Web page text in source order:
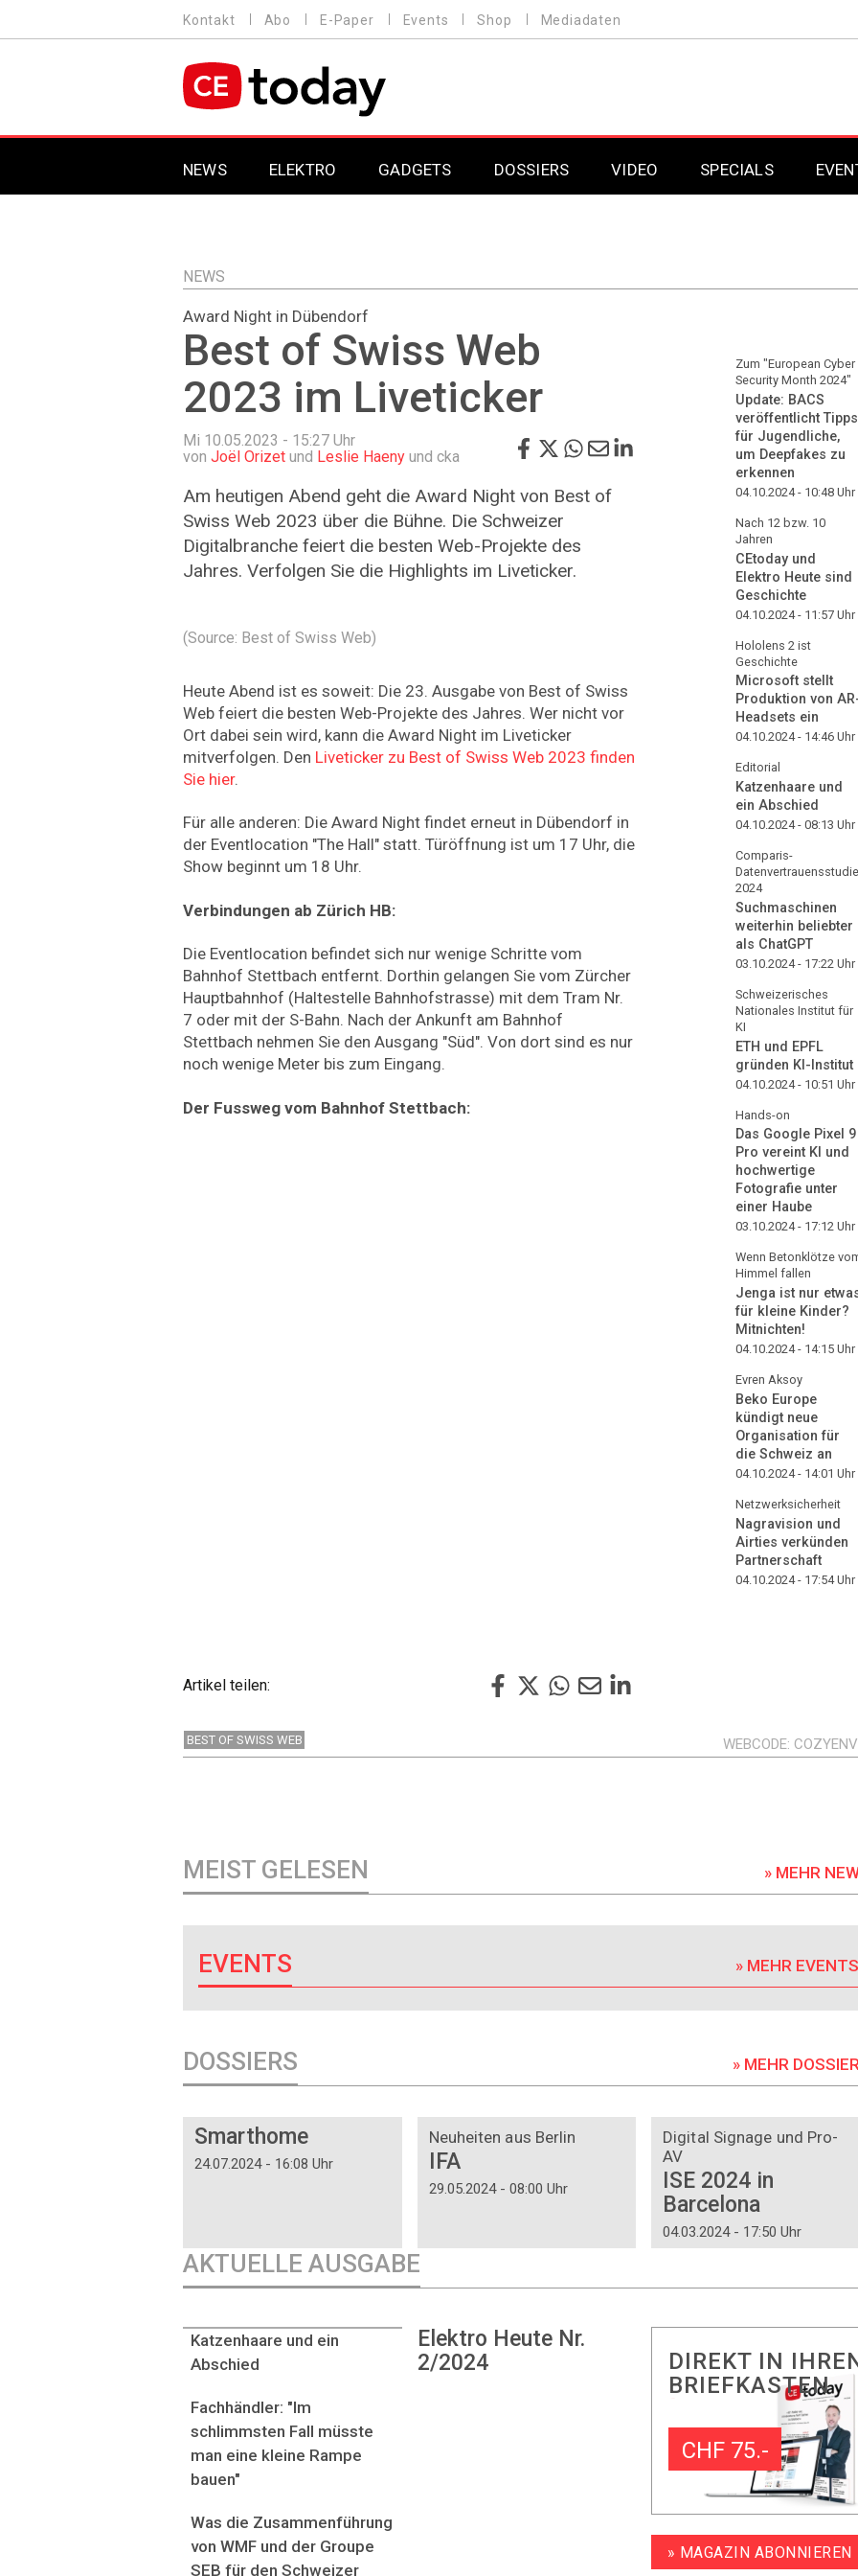
zum
MENU
Kontakt Abo E-Paper Events Shop Mediadaten
MAIN NAVIGATION
NEWS ELEKTRO GADGETS DOSSIERS
DAB+
VIDEO SPECIALS
Professional AV &
Professional AV &
NEWS
Award Night in Dübendorf
Best of Swiss Web
2023 im Liveticker
Mi 10.05.2023 - 15:27 Uhr
von Joël Orizet und Leslie Haeny und cka
Am heutigen Abend geht die Award Night von Best of
Swiss Web 2023 über die Bühne. Die Schweizer
Digitalbranche feiert die besten Web-Projekte des
Jahres. Verfolgen Sie die Highlights im Liveticker.
(Source: Best of Swiss Web)
Heute Abend ist es soweit: Die 23. Ausgabe von Best of Swiss
Web feiert die besten Web-Projekte des Jahres. Wer nicht vor
Ort dabei sein wird, kann die Award Night im Liveticker
mitverfolgen. Den Liveticker zu Best of Swiss Web 2023 finden
Sie hier.
Für alle anderen: Die Award Night findet erneut in Dübendorf in
der Eventlocation "The Hall" statt. Türöffnung ist um 17 Uhr, die
Show beginnt um 18 Uhr.
Verbindungen ab Zürich HB:
Die Eventlocation befindet sich nur wenige Schritte vom
Bahnhof Stettbach entfernt. Dorthin gelangen Sie vom Zürcher
Hauptbahnhof (Haltestelle Bahnhofstrasse) mit dem Tram Nr.
7 oder mit der S-Bahn. Nach der Ankunft am Bahnhof
Stettbach nehmen Sie den Ausgang "Süd". Von dort sind es nur
noch wenige Meter bis zum Eingang.
Der Fussweg vom Bahnhof Stettbach:
Artikel teilen:
Zum "European Cyber
Security Month 2024"
Update: BACS
veröffentlicht Tipps
für Jugendliche,
um Deepfakes zu
erkennen
04.10.2024 - 10:48 Uhr
Nach 12 bzw. 10
Jahren
CEtoday und
Elektro Heute sind
Geschichte
04.10.2024 - 11:57 Uhr
Hololens 2 ist
Geschichte
Microsoft stellt
Produktion von
Headsets ein
04.10.2024 - 14:46 Uhr
Editorial
Katzenhaare und
ein Abschied
04.10.2024 - 08:13 Uhr
Comparis-
Datenvertrauensstudie
2024
Suchmaschinen
weiterhin beliebter
als ChatGPT
03.10.2024 - 17:22 Uhr
Schweizerisches
Nationales Institut für
KI
ETH und EPFL
gründen KI-Institut
04.10.2024 - 10:51 Uhr
Hands-on
Das Google Pixel 9
Pro vereint KI und
hochwertige
Fotografie unter
einer Haube
03.10.2024 - 17:12 Uhr
Wenn Betonklötze
Himmel fallen
Jenga ist nur
für kleine Kinder?
Mitnichten!
04.10.2024 - 14:15 Uhr
Evren Aksoy
Beko Europe
kündigt neue
Organisation für
die Schweiz an
04.10.2024 - 14:01 Uhr
Netzwerksicherheit
Nagravision und
Airties verkünden
Partnerschaft
04.10.2024 - 17:54Uhr
BEST OF SWISS WEB WEBCODE
MEIST GELESEN » MEHR
EVENTS » MEHR EVENTS
DOSSIERS » MEHR
Smarthome
24.07.2024 - 16:08 Uhr
Neuheiten aus Berlin
IFA
29.05.2024 - 08:00 Uhr
Digital Signage und Pro-
AV
ISE 2024 in
Barcelona
04.03.2024 - 17:50 Uhr
AKTUELLE AUSGABE
Elektro Heute Nr.
2/2024
Katzenhaare und ein
Abschied
Fachhändler: "Im
schlimmsten Fall müsste
man eine kleine Rampe
bauen"
Was die Zusammenführung
von WMF und der Groupe
SEB für den Schweizer
DIREKT IN
BRIEFKASTEN
CHF 75.-
» MAGAZIN ABONNIEREN